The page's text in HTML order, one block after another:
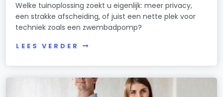
Welke tuinoplossing zoekt u eigenlijk: meer privacy,
een strakke afscheiding, of juist een nette plek voor
techniek zoals een zwembadpomp?
LEES VERDER